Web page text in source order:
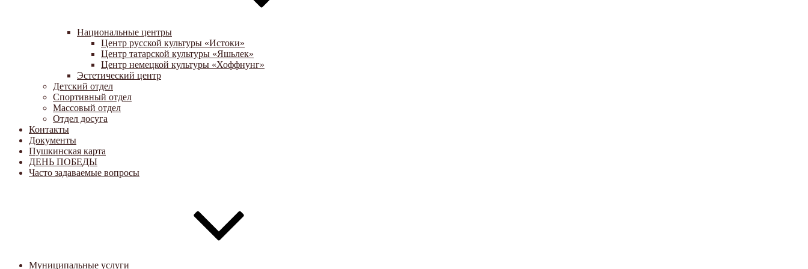
Национальные центры
Центр русской культуры «Истоки»
Центр татарской культуры «Яшьлек»
Центр немецкой культуры «Хоффнунг»
Эстетический центр
Детский отдел
Спортивный отдел
Массовый отдел
Отдел досуга
Контакты
Документы
Пушкинская карта
ДЕНЬ ПОБЕДЫ
Часто задаваемые вопросы
Муниципальные услуги